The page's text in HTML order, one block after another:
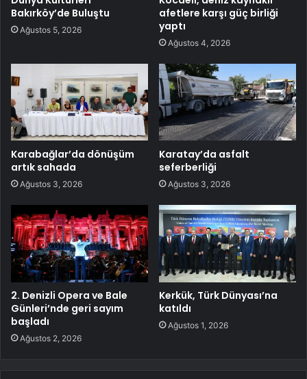
Bakırköy’de Buluştu
Ağustos 5, 2026
afetlere karşı güç birliği
yaptı
Ağustos 4, 2026
Karabağlar’da dönüşüm
artık sahada
Ağustos 3, 2026
Karatay’da asfalt
seferberliği
Ağustos 3, 2026
2. Denizli Opera ve Bale
Günleri’nde geri sayım
başladı
Ağustos 2, 2026
Kerkük, Türk Dünyası’na
katıldı
Ağustos 1, 2026